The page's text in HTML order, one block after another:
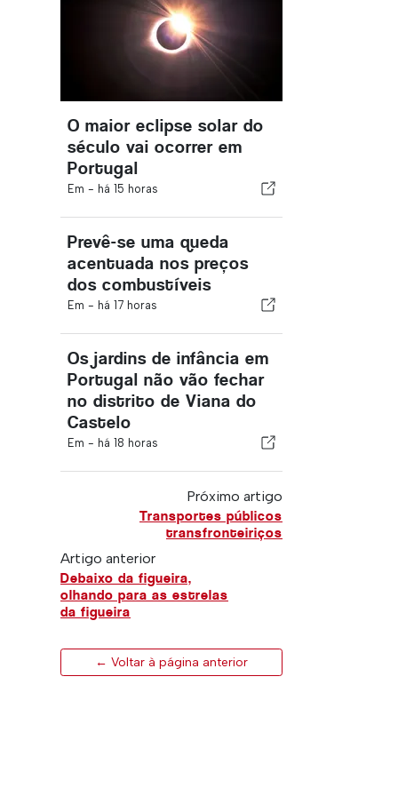
O maior eclipse solar do
século vai ocorrer em
Portugal
Em - há 15 horas
Prevê-se uma queda
acentuada nos preços
dos combustíveis
Em - há 17 horas
Os jardins de infância em
Portugal não vão fechar
no distrito de Viana do
Castelo
Em - há 18 horas
Próximo artigo
Transportes públicos
transfronteiriços
Artigo anterior
Debaixo da figueira,
olhando para as estrelas
da figueira
← Voltar à página anterior